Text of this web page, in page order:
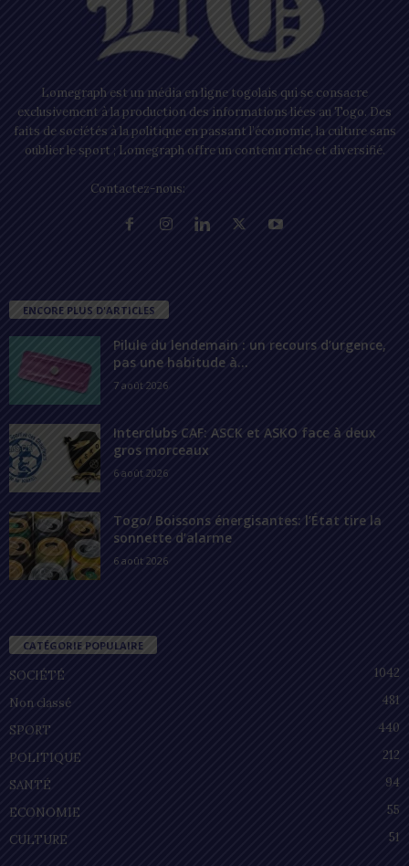
Lomegraph est un média en ligne togolais qui se consacre
exclusivement à la production des informations liées au Togo. Des
faits de sociétés à la politique en passant l’économie, la culture sans
oublier le sport ; Lomegraph offre un contenu riche et diversifié.
Contactez-nous:
ENCORE PLUS D'ARTICLES
Pilule du lendemain : un recours d’urgence,
pas une habitude à...
7 août 2026
Interclubs CAF: ASCK et ASKO face à deux
gros morceaux
6 août 2026
Togo/ Boissons énergisantes: l’État tire la
sonnette d’alarme
6 août 2026
CATÉGORIE POPULAIRE
SOCIÉTÉ
1042
Non classé
481
SPORT
440
POLITIQUE
212
SANTÉ
94
ECONOMIE
55
CULTURE
51